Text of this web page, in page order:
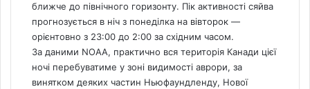
ближче до північного горизонту. Пік активності сяйва
прогнозується в ніч з понеділка на вівторок —
орієнтовно з 23:00 до 2:00 за східним часом.
За даними NOAA, практично вся територія Канади цієї
ночі перебуватиме у зоні видимості аврори, за
винятком деяких частин Ньюфаундленду, Нової